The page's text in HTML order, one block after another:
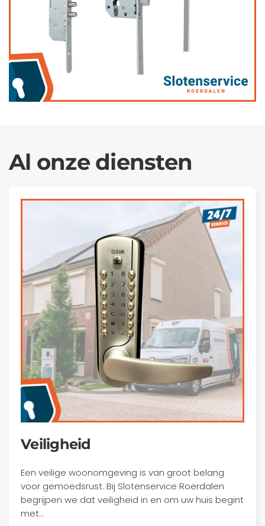
Al onze diensten
Veiligheid
Een veilige woonomgeving is van groot belang
voor gemoedsrust. Bij Slotenservice Roerdalen
begrijpen we dat veiligheid in en om uw huis begint
met…